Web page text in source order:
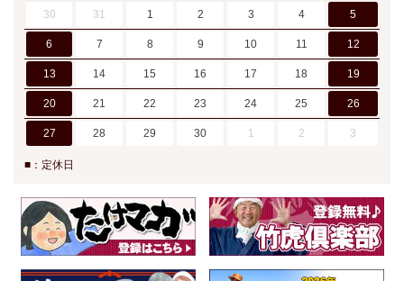
30 31 1 2 3 4 5
6 7 8 9 10 11 12
13 14 15 16 17 18 19
20 21 22 23 24 25 26
27 28 29 30 1 2 3
■：定休日